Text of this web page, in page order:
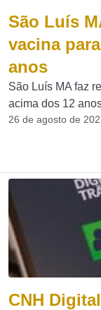
São Luís
vacina
anos
São Luís MA faz
acima dos 12
26 de agosto de
CNH